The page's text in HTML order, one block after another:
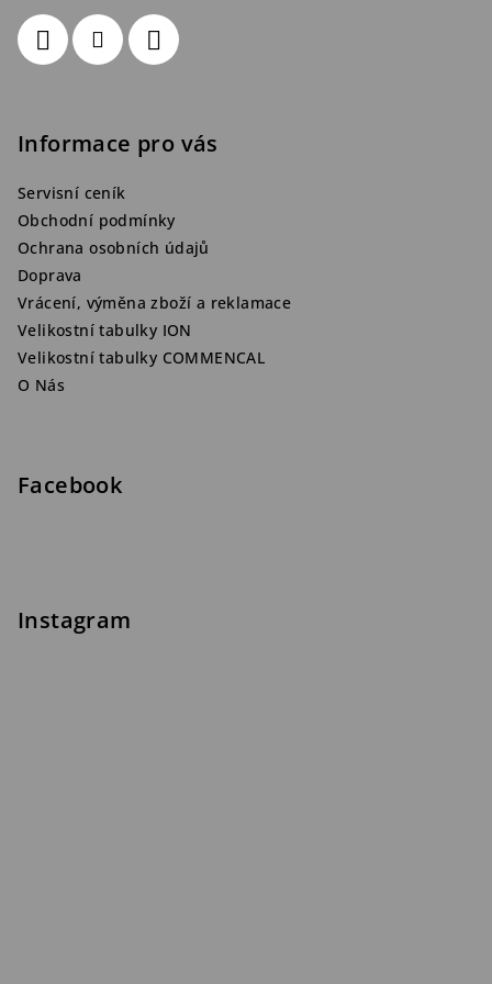
Informace pro vás
Servisní ceník
Obchodní podmínky
Ochrana osobních údajů
Doprava
Vrácení, výměna zboží a reklamace
Velikostní tabulky ION
Velikostní tabulky COMMENCAL
O Nás
Facebook
Instagram